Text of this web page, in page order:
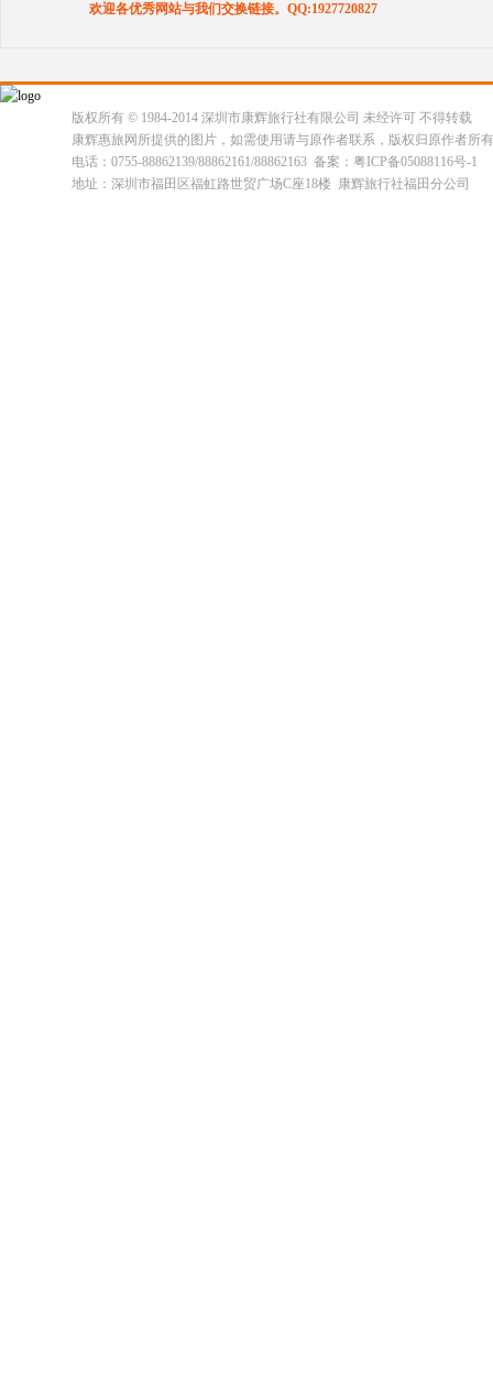
欢迎各优秀网站与我们交换链接。QQ:1927720827
版权所有 © 1984-2014 深圳市康辉旅行社有限公司 未经许可 不得转载
康辉惠旅网所提供的图片，如需使用请与原作者联系，版权归原作者所
电话：0755-88862139/88862161/88862163 备案：粤ICP备05088116号-1
地址：深圳市福田区福虹路世贸广场C座18楼 康辉旅行社福田分公司